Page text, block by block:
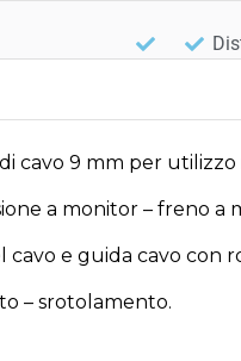
cavo 9 mm per utilizzo
a monitor – freno a
e guida cavo con
– srotolamento.